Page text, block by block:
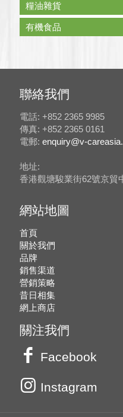
糧油雜貨
有機食品
聯絡我們
電話: +852 2365 9985
傳真: +852 2365 0161
電郵: enquiry@v-
地址:
香港觀塘駿業街62號京貿
網站地圖
首頁
關於我們
品牌
銷售渠道
營銷策略
昔日相集
網上商店
關注我們
Facebook
Instagram